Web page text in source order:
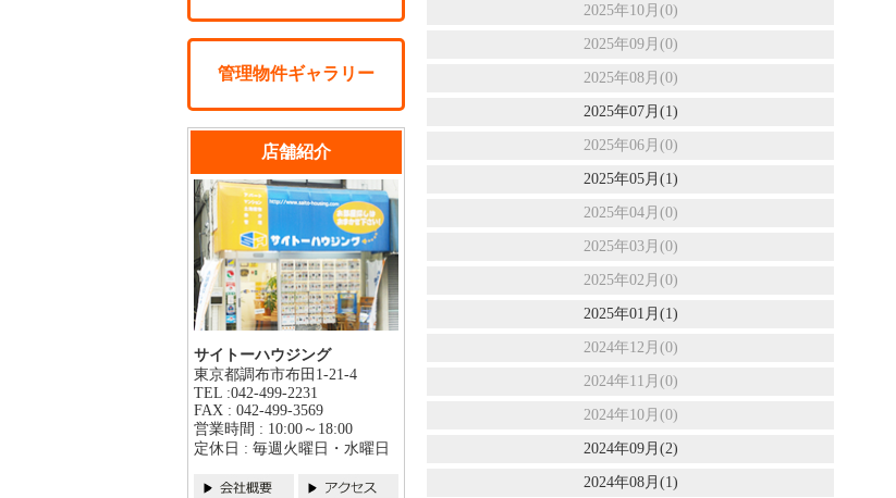
2025年10月(0)
2025年09月(0)
2025年08月(0)
2025年07月(1)
2025年06月(0)
2025年05月(1)
2025年04月(0)
2025年03月(0)
2025年02月(0)
2025年01月(1)
2024年12月(0)
2024年11月(0)
2024年10月(0)
2024年09月(2)
2024年08月(1)
管理物件ギャラリー
店舗紹介
サイトーハウジング
東京都調布市布田1-21-4
TEL :042-499-2231
FAX : 042-499-3569
営業時間 : 10:00～18:00
定休日 : 毎週火曜日・水曜日